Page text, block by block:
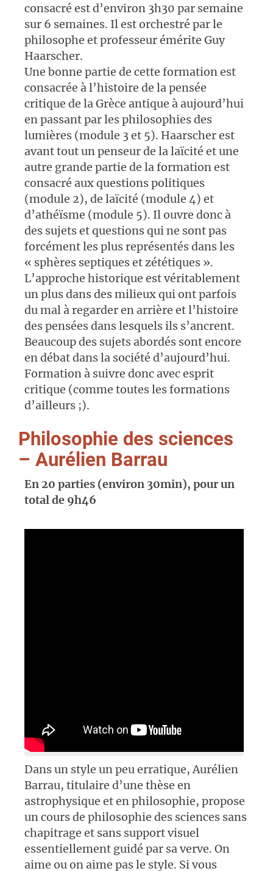
consacré est d’environ 3h30 par semaine
sur 6 semaines. Il est orchestré par le
philosophe et professeur émérite Guy
Haarscher.
Une bonne partie de cette formation est
consacrée à l’histoire de la pensée
critique de la Grèce antique à aujourd’hui
en passant par les philosophies des
lumières (module 3 et 5). Haarscher est
avant tout un penseur de la laïcité et une
autre grande partie de la formation est
consacré aux questions politiques
(module 2), de laïcité (module 4) et
d’athéïsme (module 5). Il ouvre donc à
des sujets et questions qui ne sont pas
forcément les plus représentés dans les
« sphères septiques et zététiques ».
L’approche historique est véritablement
un plus dans des milieux qui ont parfois
du mal à regarder en arrière et l’histoire
des pensées dans lesquels ils s’ancrent.
Beaucoup des sujets abordés sont encore
en débat dans la société d’aujourd’hui.
Formation à suivre donc avec esprit
critique (comme toutes les formations
d’ailleurs ;).
Philosophie des sciences
– Aurélien Barrau
En 20 parties (environ 30min), pour un
total de 9h46
Dans un style un peu erratique, Aurélien
Barrau, titulaire d’une thèse en
astrophysique et en philosophie, propose
un cours de philosophie des sciences sans
chapitrage et sans support visuel
essentiellement guidé par sa verve. On
aime ou on aime pas le style. Si vous